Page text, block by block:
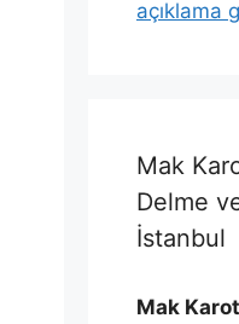
açıklama
Mak
Delme
İstanbul
Mak Karot